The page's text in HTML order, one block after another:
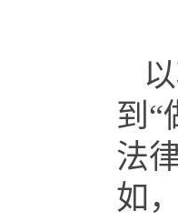
到“
法
如